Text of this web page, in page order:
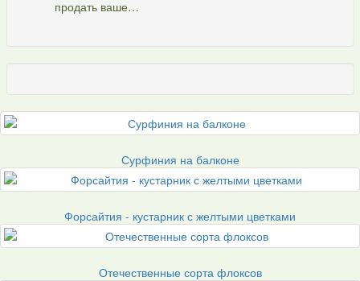
продать ваше…
Сурфиния на балконе
Форсайтия - кустарник с желтыми цветками
Отечественные сорта флоксов